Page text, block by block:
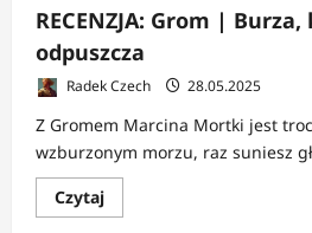
RECENZJA: Grom |
odpuszcza
Radek Czech 28.05.2025
Z Gromem Marcina Mortki jest
wzburzonym morzu, raz suniesz
CzytajDowiedz
się